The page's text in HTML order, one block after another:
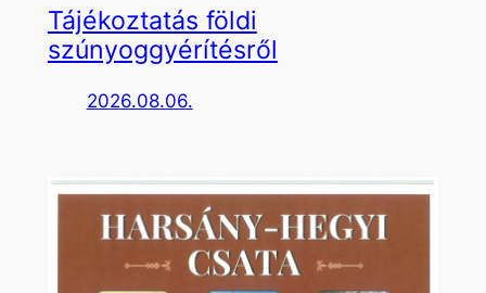
Tájékoztatás földi
szúnyoggyérítésről
2026.08.06.